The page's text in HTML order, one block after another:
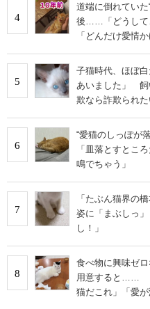
4
道端に倒れてい
後……「どうして
「どんだけ愛情
5
子猫時代、ほぼ
あいました」 飼
欺なら詐欺られた
6
“愛猫のしっぽ
「皿落とすとこ
鳴でちゃう」
7
「たぶん猫界の
姿に「まぶしっ
し！」
8
食べ物に興味ゼ
用意すると……
猫だこれ」「愛が